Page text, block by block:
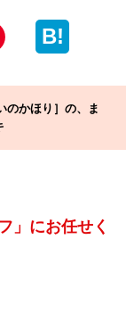
B!
のかほり］の、ま
」にお任せく